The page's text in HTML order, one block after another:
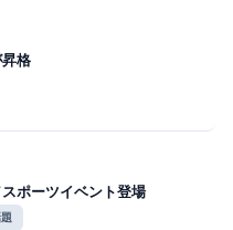
格
ポーツイベント登場